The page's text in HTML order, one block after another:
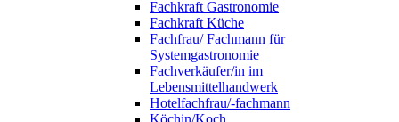
Fachkraft Gastronomie
Fachkraft Küche
Fachfrau/ Fachmann für
Systemgastronomie
Fachverkäufer/in im
Lebensmittelhandwerk
Hotelfachfrau/-fachmann